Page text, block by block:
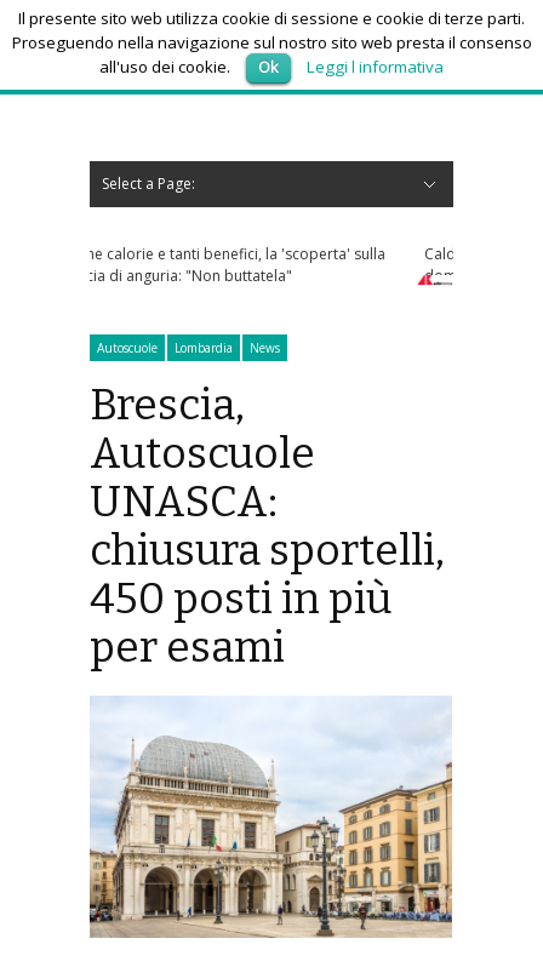
domenica 9, Agosto 2026
Select a Page:
benefici, la 'scoperta' sulla
buttatela"
Caldo africano, l'afa non arretra: oggi e
domani 19 città bollino rosso
Autoscuole Lombardia News
Brescia,
Autoscuole
UNASCA:
chiusura sportelli,
450 posti in più
per esami
Il presente sito web utilizza cookie di sessione e cookie di terze parti.
Proseguendo nella navigazione sul nostro sito web presta il consenso
all'uso dei cookie.
Ok Leggi l informativa